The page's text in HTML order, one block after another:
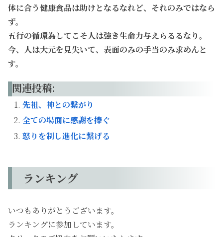
体に合う健康食品は助けとなるなれど、それのみではなら
ず。
五行の循環為してこそ人は強き生命力与えらるるなり。
今、人は大元を見失いて、表面のみの手当のみ求めんと
す。
関連投稿:
先祖、神との繋がり
全ての場面に感謝を捧ぐ
怒りを制し進化に繋げる
ランキング
いつもありがとうございます。
ランキングに参加しています。